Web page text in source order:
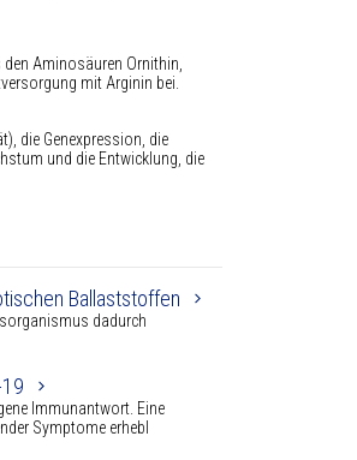
Aminosäuren Ornithin,
mit Arginin bei.
die Genexpression, die
und die Entwicklung, die
Ballaststoffen
dadurch
Immunantwort. Eine
Symptome erhebl